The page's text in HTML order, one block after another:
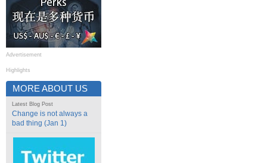
Advertisement
Highlights
MORE ABOUT US
Latest Blog Post
Change is not always a
bad thing (Jan 1)